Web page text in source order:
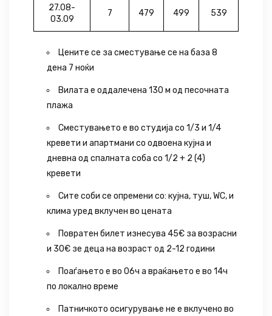
27.08-
03.09
7 479 499 539
Цените се за сместување се на база 8
дена 7 ноќи
Вилата е оддалечена 130 м од песочната
плажа
Сместувањето е во студиjа со 1/3 и 1/4
кревети и апартмани со одвоена кујна и
дневна од спалната соба со 1/2 + 2 (4)
кревети
Сите соби се опремени со: кујна, туш, WC, и
клима уред вклучен во цената
Повратен билет изнесува 45€ за возрасни
и 30€ зе деца на возраст од 2-12 години
Поаѓањето е во 06ч а враќањето е во 14ч
по локално време
Патничкото осигурување не е вклучено во